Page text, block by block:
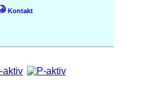
Kontakt